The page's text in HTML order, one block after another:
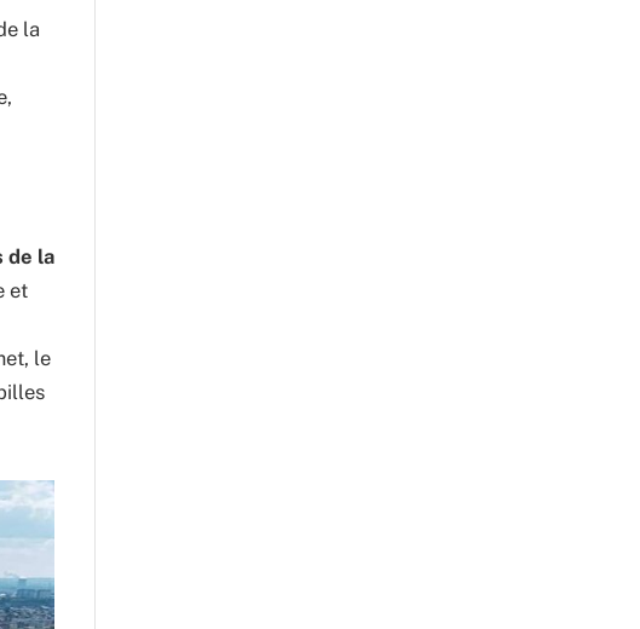
la
de la
et
le